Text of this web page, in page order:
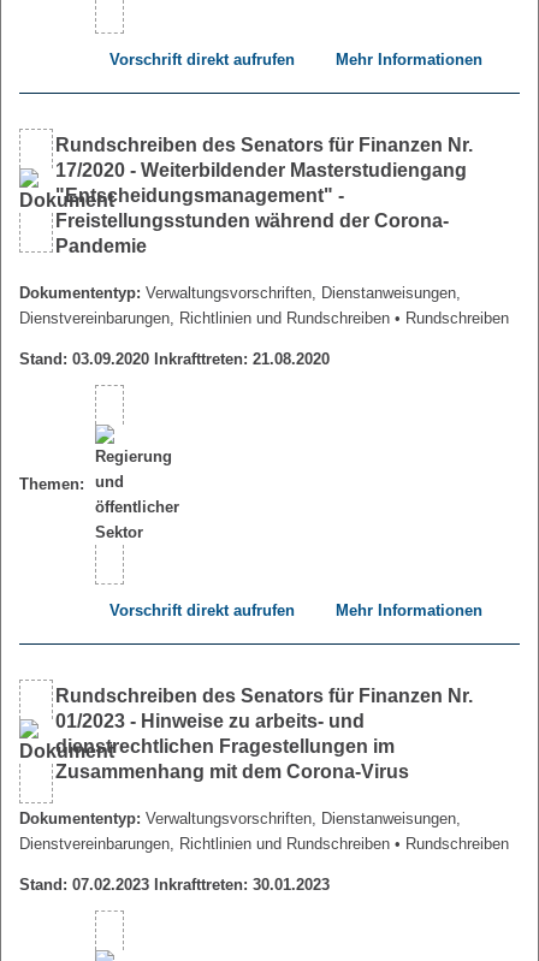
Vorschrift direkt aufrufen Mehr Informationen
Rundschreiben des Senators für Finanzen Nr.
17/2020 - Weiterbildender Masterstudiengang
"Entscheidungsmanagement" -
Freistellungsstunden während der Corona-
Pandemie
Dokumententyp: Verwaltungsvorschriften, Dienstanweisungen,
Dienstvereinbarungen, Richtlinien und Rundschreiben • Rundschreiben
Stand: 03.09.2020 Inkrafttreten: 21.08.2020
Themen:
Vorschrift direkt aufrufen Mehr Informationen
Rundschreiben des Senators für Finanzen Nr.
01/2023 - Hinweise zu arbeits- und
dienstrechtlichen Fragestellungen im
Zusammenhang mit dem Corona-Virus
Dokumententyp: Verwaltungsvorschriften, Dienstanweisungen,
Dienstvereinbarungen, Richtlinien und Rundschreiben • Rundschreiben
Stand: 07.02.2023 Inkrafttreten: 30.01.2023